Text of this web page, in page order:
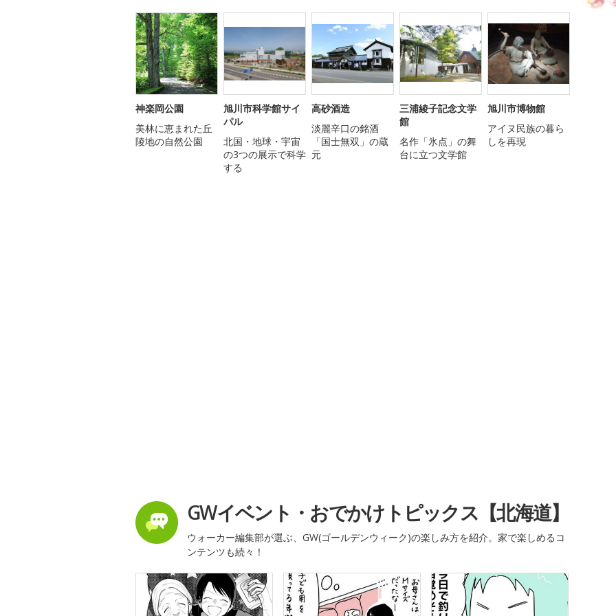
神楽岡公園
美林に恵まれた丘
陵地の自然公園
旭川市科学館サイ
パル
北国・地球・宇宙
の3つの展示で科学
する
高砂酒造
淡麗辛口の銘酒
「国士無双」の蔵
元
三浦綾子記念文学
館
名作「氷点」の舞
台に立つ文学館
旭川市博物館
アイヌ民族の暮ら
しを再現
GWイベント・おでかけトピックス【北海道】
ウォーカー編集部が選ぶ、GW(ゴールデンウィーク)の楽しみ方を紹介。家で楽しめるコ
ンテンツも続々！